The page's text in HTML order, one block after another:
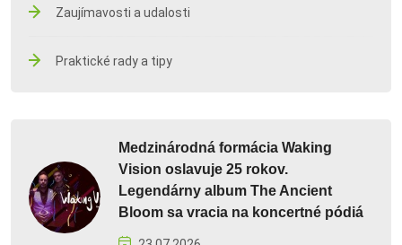
Zaujímavosti a udalosti
Praktické rady a tipy
Medzinárodná formácia Waking
Vision oslavuje 25 rokov.
Legendárny album The Ancient
Bloom sa vracia na koncertné pódiá